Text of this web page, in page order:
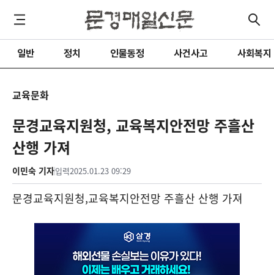
일반 정치 인물동정 사건사고 사회복지
교육문화
문경교육지원청, 교육복지안전망 주흘산
산행 가져
이민숙 기자입력2025.01.23 09:29
문경교육지원청,교육복지안전망 주흘산 산행 가져